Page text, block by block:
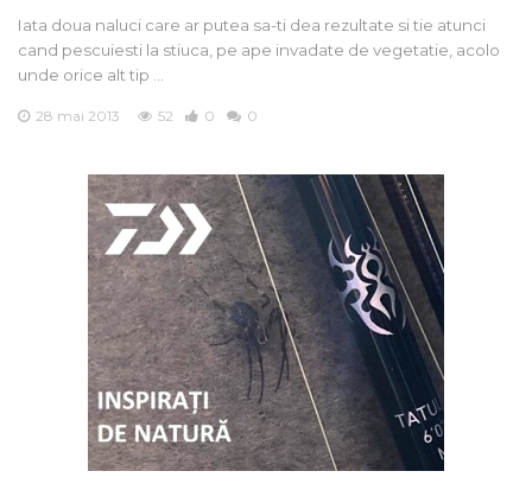
Iata doua naluci care ar putea sa-ti dea rezultate si tie atunci
cand pescuiesti la stiuca, pe ape invadate de vegetatie, acolo
unde orice alt tip …
28 mai 2013 52 0 0